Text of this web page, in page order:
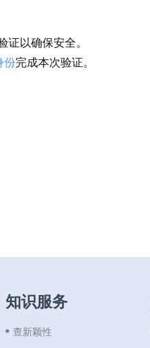
以确保安全。
份完成本次验证。
知识服务
查新颖性